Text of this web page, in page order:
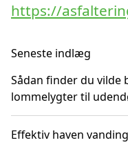
https://
Seneste indlæg
Sådan finder du vilde
lommelygter til
Effektiv haven